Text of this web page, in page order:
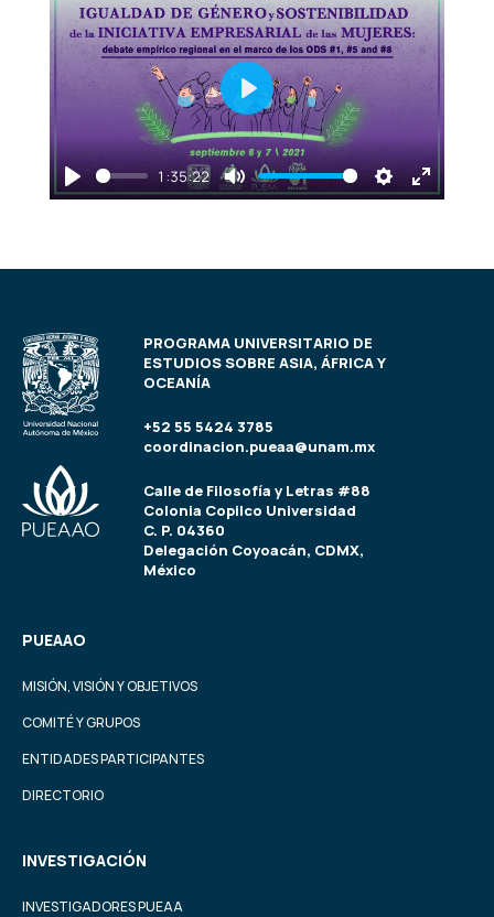
Play
1:35:22
Mute Settings
Enter
Play
PROGRAMA UNIVERSITARIO DE
ESTUDIOS SOBRE ASIA, ÁFRICA Y
OCEANÍA
+52 55 5424 3785
coordinacion.pueaa@unam.mx
Calle de Filosofía y Letras #88
Colonia Copilco Universidad
C. P. 04360
Delegación Coyoacán, CDMX,
México
PUEAAO
MISIÓN, VISIÓN Y OBJETIVOS
COMITÉ Y GRUPOS
ENTIDADES PARTICIPANTES
DIRECTORIO
INVESTIGACIÓN
INVESTIGADORES PUEAA